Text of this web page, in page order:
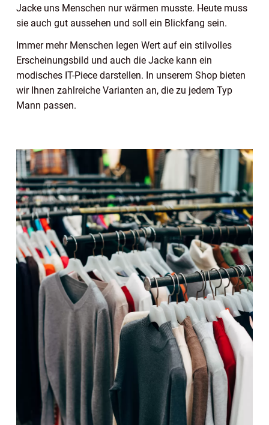
Jacke uns Menschen nur wärmen musste. Heute muss
sie auch gut aussehen und soll ein Blickfang sein.
Immer mehr Menschen legen Wert auf ein stilvolles
Erscheinungsbild und auch die Jacke kann ein
modisches IT-Piece darstellen. In unserem Shop bieten
wir Ihnen zahlreiche Varianten an, die zu jedem Typ
Mann passen.